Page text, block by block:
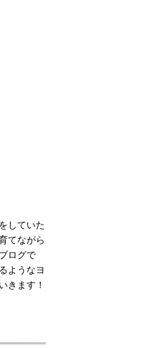
していた
てながら
ログで
ようなヨ
きます！